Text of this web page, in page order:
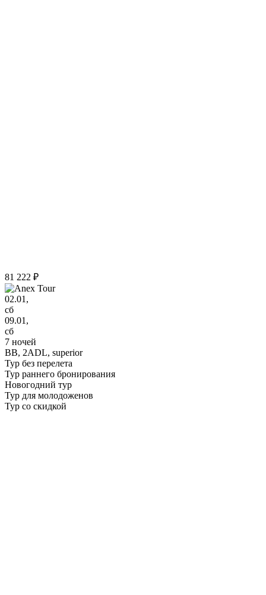
81 222 ₽
02.01,
сб
09.01,
сб
7 ночей
BB, 2ADL, superior
Тур без перелета
Тур раннего бронирования
Новогодний тур
Тур для молодоженов
Тур со скидкой